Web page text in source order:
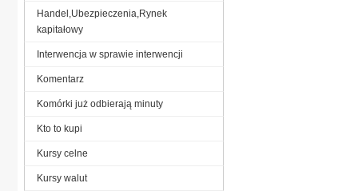
Handel,Ubezpieczenia,Rynek
kapitałowy
Interwencja w sprawie interwencji
Komentarz
Komórki już odbierają minuty
Kto to kupi
Kursy celne
Kursy walut